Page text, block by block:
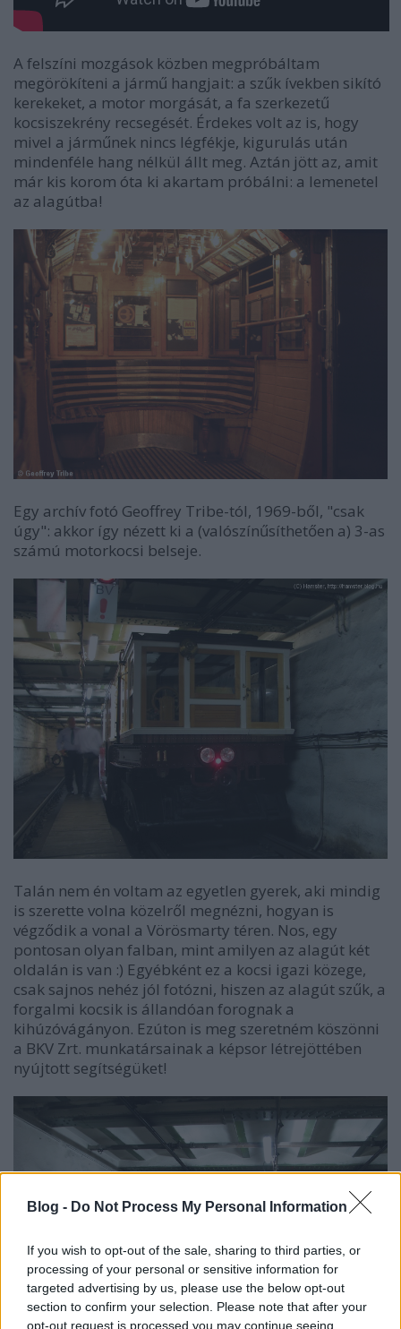
Blog - Do Not Process My Personal Information
If you wish to opt-out of the sale, sharing to third parties, or
processing of your personal or sensitive information for
targeted advertising by us, please use the below opt-out
section to confirm your selection. Please note that after your
opt-out request is processed you may continue seeing
A felszíni mozgások közben megpróbáltam
megörökíteni a jármű hangjait: a szűk ívekben sikító
kerekeket, a motor morgását, a fa szerkezetű
kocsiszekrény recsegését. Érdekes volt az is, hogy
mivel a járműnek nincs légfékje, kigurulás után
mindenféle hang nélkül állt meg. Aztán jött az, amit
már kis korom óta ki akartam próbálni: a lemenetel
az alagútba!
Egy archív fotó Geoffrey Tribe-tól, 1969-ből, "csak
úgy": akkor így nézett ki a (valószínűsíthetően a) 3-as
számú motorkocsi belseje.
Talán nem én voltam az egyetlen gyerek, aki mindig
is szerette volna közelről megnézni, hogyan is
végződik a vonal a Vörösmarty téren. Nos, egy
pontosan olyan falban, mint amilyen az alagút két
oldalán is van :) Egyébként ez a kocsi igazi közege,
csak sajnos nehéz jól fotózni, hiszen az alagút szűk, a
forgalmi kocsik is állandóan forognak a
kihúzóvágányon. Ezúton is meg szeretném köszönni
a BKV Zrt. munkatársainak a képsor létrejöttében
nyújtott segítségüket!